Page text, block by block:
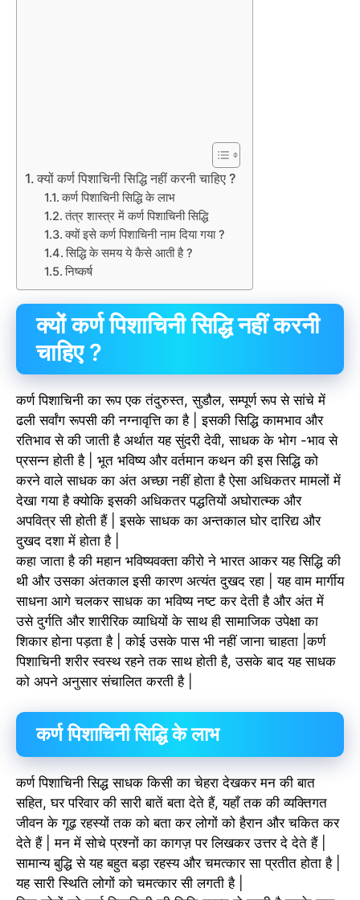
क्यों कर्ण पिशाचिनी सिद्धि नहीं करनी चाहिए ?
कर्ण पिशाचिनी सिद्धि के लाभ
तंत्र शास्त्र में कर्ण पिशाचिनी सिद्धि
क्यों इसे कर्ण पिशाचिनी नाम दिया गया ?
सिद्धि के समय ये कैसे आती है ?
निष्कर्ष
क्यों कर्ण पिशाचिनी सिद्धि नहीं करनी
चाहिए ?
कर्ण पिशाचिनी का रूप एक तंदुरुस्त, सुडौल, सम्पूर्ण रूप से सांचे में
ढली सर्वांग रूपसी की नग्नावृत्ति का है | इसकी सिद्धि कामभाव और
रतिभाव से की जाती है अर्थात यह सुंदरी देवी, साधक के भोग -भाव से
प्रसन्न होती है | भूत भविष्य और वर्तमान कथन की इस सिद्धि को
करने वाले साधक का अंत अच्छा नहीं होता है ऐसा अधिकतर मामलों में
देखा गया है क्योकि इसकी अधिकतर पद्धतियों अघोरात्म्क और
अपवित्र सी होती हैं | इसके साधक का अन्तकाल घोर दारिद्य और
दुखद दशा में होता है |
कहा जाता है की महान भविष्यवक्ता कीरो ने भारत आकर यह सिद्धि की
थी और उसका अंतकाल इसी कारण अत्यंत दुखद रहा | यह वाम मार्गीय
साधना आगे चलकर साधक का भविष्य नष्ट कर देती है और अंत में
उसे दुर्गति और शारीरिक व्याधियों के साथ ही सामाजिक उपेक्षा का
शिकार होना पड़ता है | कोई उसके पास भी नहीं जाना चाहता |कर्ण
पिशाचिनी शरीर स्वस्थ रहने तक साथ होती है, उसके बाद यह साधक
को अपने अनुसार संचालित करती है |
कर्ण पिशाचिनी सिद्धि के लाभ
कर्ण पिशाचिनी सिद्ध साधक किसी का चेहरा देखकर मन की बात
सहित, घर परिवार की सारी बातें बता देते हैं, यहाँ तक की व्यक्तिगत
जीवन के गूढ़ रहस्यों तक को बता कर लोगों को हैरान और चकित कर
देते हैं | मन में सोचे प्रश्नों का कागज़ पर लिखकर उत्तर दे देते हैं |
सामान्य बुद्धि से यह बहुत बड़ा रहस्य और चमत्कार सा प्रतीत होता है |
यह सारी स्थिति लोगों को चमत्कार सी लगती है |